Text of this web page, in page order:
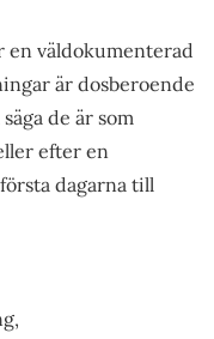
en väldokumenterad
är dosberoende
de är som
efter en
dagarna till